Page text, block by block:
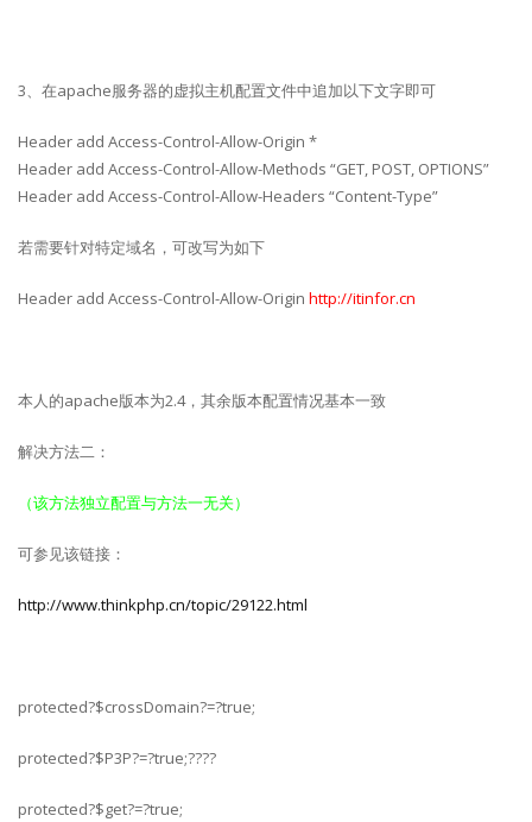
3、在apache服务器的虚拟主机配置文件中追加以下文字即可
Header add Access-Control-Allow-Origin *
Header add Access-Control-Allow-Methods “GET, POST, OPTIONS”
Header add Access-Control-Allow-Headers “Content-Type”
若需要针对特定域名，可改写为如下
Header add Access-Control-Allow-Origin http://itinfor.cn
本人的apache版本为2.4，其余版本配置情况基本一致
解决方法二：
（该方法独立配置与方法一无关）
可参见该链接：
http://www.thinkphp.cn/topic/29122.html
protected?$crossDomain?=?true;
protected?$P3P?=?true;????
protected?$get?=?true;